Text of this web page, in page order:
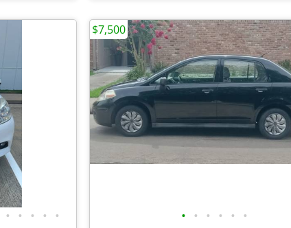
• • • • • • • • • • •
$7,500